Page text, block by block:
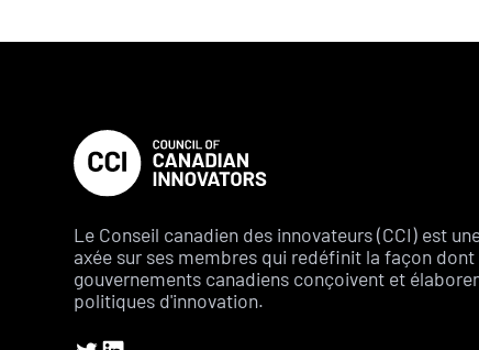
Le Conseil canadien des innovateurs (CCI) est
axée sur ses membres qui redéfinit la façon dont
gouvernements canadiens conçoivent et
politiques d'innovation.